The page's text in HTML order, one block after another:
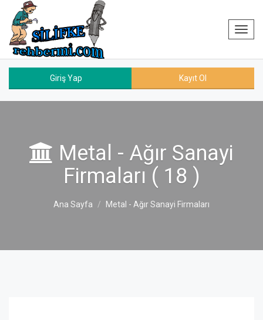
Giriş Yap Kayıt Ol
Metal - Ağır Sanayi
Firmaları ( 18 )
Ana Sayfa Metal - Ağır Sanayi Firmaları